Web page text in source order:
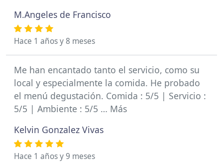
M.Angeles de Francisco
Hace 1 años y 8 meses
Me han encantado tanto el servicio, como su
local y especialmente la comida. He probado
el menú degustación. Comida : 5/5 | Servicio :
5/5 | Ambiente : 5/5 … Más
Kelvin Gonzalez Vivas
Hace 1 años y 9 meses